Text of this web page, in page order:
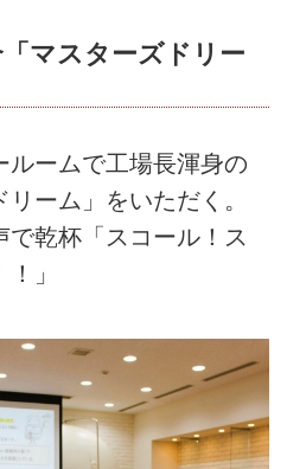
マスターズドリー
ルームで工場長渾身の
ーム」をいただく。
乾杯「スコール！ス
」